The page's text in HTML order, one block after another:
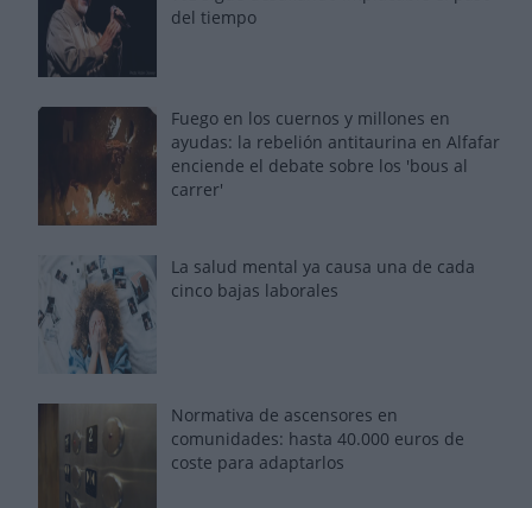
del tiempo
Fuego en los cuernos y millones en
ayudas: la rebelión antitaurina en Alfafar
enciende el debate sobre los 'bous al
carrer'
La salud mental ya causa una de cada
cinco bajas laborales
Normativa de ascensores en
comunidades: hasta 40.000 euros de
coste para adaptarlos